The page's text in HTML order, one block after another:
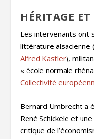
HÉRITAGE ET
Les intervenants ont
littérature alsacienne (
Alfred Kastler),
« école normale
Collectivité
Bernard Umbrecht a
René Schickele et
critique de